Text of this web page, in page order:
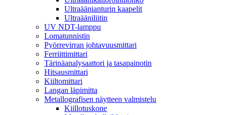
Ultraäänianturin kaapelit
Ultraääniliitin
UV NDT-lamppu
Lomatunnistin
Pyörrevirran johtavuusmittari
Ferriittimittari
Tärinäanalysaattori ja tasapainotin
Hitsausmittari
Kiiltomittari
Langan läpimitta
Metallografisen näytteen valmistelu
Kiillotuskone